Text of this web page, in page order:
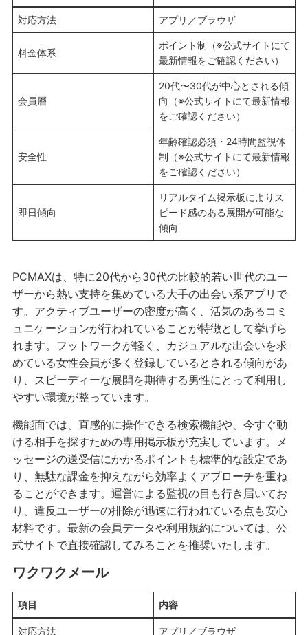
対応方法 アプリ／ブラウザ
料金体系
ポイント制（※公式サイトにて
最新情報をご確認ください）
会員層
20代〜30代が中心とされる傾
向（※公式サイトにて最新情報
をご確認ください）
安全性
年齢確認必須・24時間監視体
制（※公式サイトにて最新情報
をご確認ください）
即日傾向
リアルタイム掲示板によりス
ピード感のある展開が可能な
傾向
PCMAXは、特に20代から30代の比較的若い世代のユー
ザーから熱い支持を集めている大手の出会い系アプリで
す。アクティブユーザーの密度が高く、活気のあるコミ
ュニケーションが行われていることが特徴として挙げら
れます。フットワークが軽く、カジュアルな出会いを求
めている女性会員が多く登録しているとされる傾向があ
り、スピーディーな展開を期待する男性にとって利用し
やすい環境が整っています。
機能面では、直感的に操作できる検索機能や、今すぐ動
ける相手を探すための専用掲示板が充実しています。メ
ッセージの送受信にかかるポイントも標準的な設定であ
り、無駄な課金を抑えながら効率よくアプローチを重ね
ることができます。運営による監視の目も行き届いてお
り、違反ユーザーの排除が迅速に行われている点も安心
材料です。最新の会員データや利用規約については、公
式サイトで直接確認してみることを推奨いたします。
ワクワクメール
項目 内容
対応方法 アプリ／ブラウザ